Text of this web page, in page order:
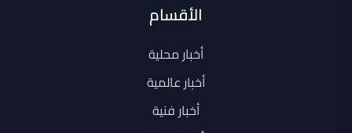
الأقسام
أخبار محلية
أخبار عالمية
أخبار فنية